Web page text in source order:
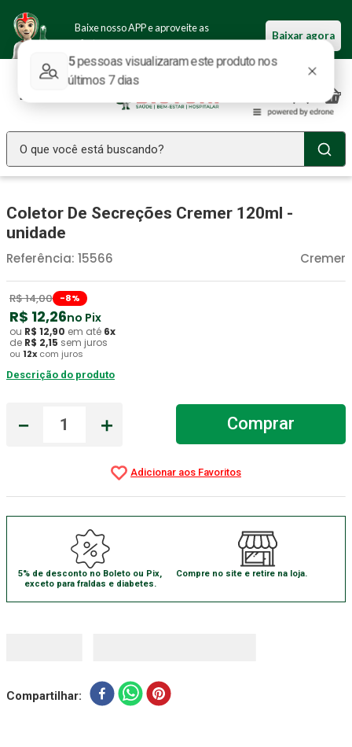
Baixe nosso APP e aproveite as
ofertas.
Baixar agora
O que você está buscando?
Coletor De Secreções Cremer 120ml -
unidade
Cremer
Referência: 15566
R$14,00 -8%
R$ 12,26no Pix
ou R$ 12,90 em até 6x
de R$ 2,15 sem juros
ou 12x com juros
Descrição do produto
＋
－ Comprar
5% de desconto no Boleto ou Pix,
exceto para fraldas e diabetes.
Compre no site e retire na loja.
Compartilhar
1º Seringa Insulina
2º Fralda Geriatrica
3 º Luva Latex
4º Littmann
5º Estetoscopio Littmann
6 º Aparelho Pressão
7º Absorvente Geriatrico
Gaze